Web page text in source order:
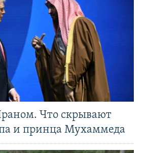
Что скрывают
и принца Мухаммеда